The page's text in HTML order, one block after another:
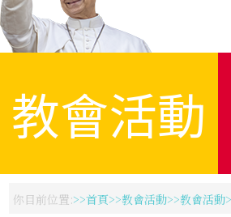
教會活動
你目前位置: 首頁 教會活動 教會活動